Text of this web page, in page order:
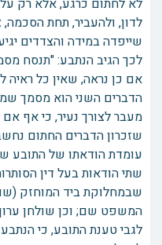
לא לחתום כרגע, אלא רק
שייפדה במידה והצדדים
לכך הגיב הנתבע: "תנסח
אם כן נראה, שאין כל ראיה
הדברים השני הוא מסמך
מעבר לצורך נעיר, כי אף
שזכרון הדברים החתום
עומדת הודאתו של התובע
שתי הודאות בעל דין
שבמחלוקת ביד המוחזק
המשפט שם; וכן שולחן
לגבי טענת התובע, כי